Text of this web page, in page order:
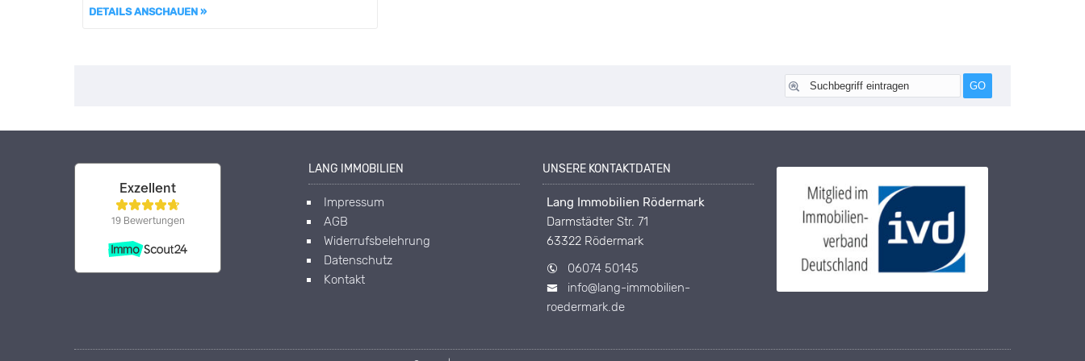
DETAILS ANSCHAUEN »
LANG IMMOBILIEN
Impressum
AGB
Widerrufsbelehrung
Datenschutz
Kontakt
UNSERE KONTAKTDATEN
Lang Immobilien Rödermark
Darmstädter Str. 71
63322 Rödermark
06074 50145
info@lang-immobilien-
roedermark.de